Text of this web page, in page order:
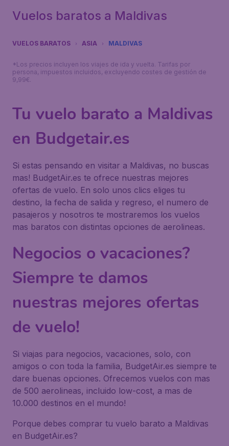
Vuelos baratos a Maldivas
VUELOS BARATOS ASIA MALDIVAS
*Los precios incluyen los viajes de ida y vuelta. Tarifas por
persona, impuestos incluidos, excluyendo costes de gestión de
9,99€.
Tu vuelo barato a Maldivas
en Budgetair.es
Si estas pensando en visitar a Maldivas, no buscas
mas! BudgetAir.es te ofrece nuestras mejores
ofertas de vuelo. En solo unos clics eliges tu
destino, la fecha de salida y regreso, el numero de
pasajeros y nosotros te mostraremos los vuelos
mas baratos con distintas opciones de aerolineas.
Negocios o vacaciones?
Siempre te damos
nuestras mejores ofertas
de vuelo!
Si viajas para negocios, vacaciones, solo, con
amigos o con toda la familia, BudgetAir.es siempre te
dare buenas opciones. Ofrecemos vuelos con mas
de 500 aerolineas, incluido low-cost, a mas de
10.000 destinos en el mundo!
Porque debes comprar tu vuelo barato a Maldivas
en BudgetAir.es?